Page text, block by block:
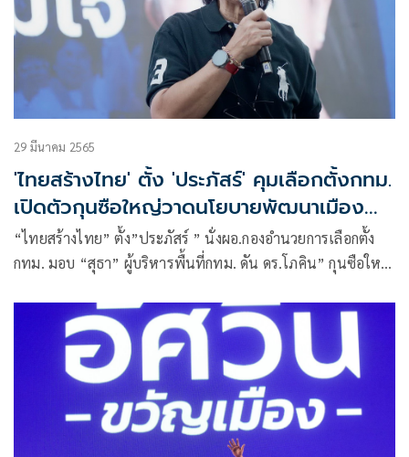
29 มีนาคม 2565
'ไทยสร้างไทย' ตั้ง 'ประภัสร์' คุมเลือกตั้งกทม.
เปิดตัวกุนซือใหญ่วาดนโยบายพัฒนาเมือง
กรุง
“ไทยสร้างไทย” ตั้ง”ประภัสร์ ” นั่งผอ.กองอำนวยการเลือกตั้ง
กทม. มอบ “สุธา” ผู้บริหารพื้นที่กทม. ดัน ดร.โภคิน” กุนซือใหญ่
เดียวกัน เตรียมเปิดตัว 30 มี.ค.